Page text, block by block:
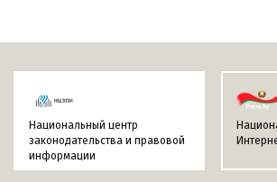
Национальный центр
законодательства и правовой
информации